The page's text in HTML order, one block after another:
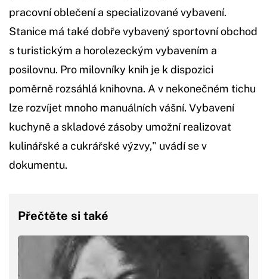
pracovní oblečení a specializované vybavení.
Stanice má také dobře vybavený sportovní obchod
s turistickým a horolezeckým vybavením a
posilovnu. Pro milovníky knih je k dispozici
poměrně rozsáhlá knihovna. A v nekonečném tichu
lze rozvíjet mnoho manuálních vášní. Vybavení
kuchyně a skladové zásoby umožní realizovat
kulinářské a cukrářské výzvy," uvádí se v
dokumentu.
Přečtěte si také